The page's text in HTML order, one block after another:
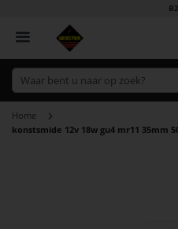
Home
konstsmide 12v 18w gu4 mr11 35mm